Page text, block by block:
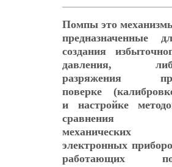
Помпы это
предназначенные
создания
давления,
разряжения
поверке
и настройке
сравнения
механических
электронных
работающих